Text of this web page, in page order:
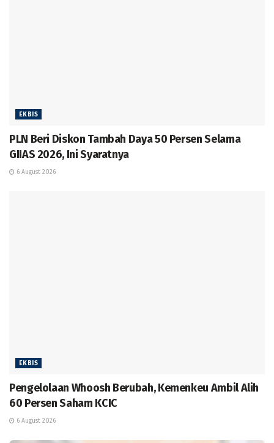
EKBIS
PLN Beri Diskon Tambah Daya 50 Persen Selama
GIIAS 2026, Ini Syaratnya
6 August 2026
EKBIS
Pengelolaan Whoosh Berubah, Kemenkeu Ambil Alih
60 Persen Saham KCIC
6 August 2026